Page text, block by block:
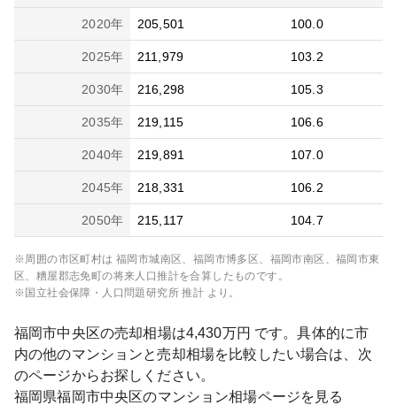
2020年 205,501 100.0
2025年 211,979 103.2
2030年 216,298 105.3
2035年 219,115 106.6
2040年 219,891 107.0
2045年 218,331 106.2
2050年 215,117 104.7
※周囲の市区町村は 福岡市城南区、福岡市博多区、福岡市南区、福岡市東
区、糟屋郡志免町の将来人口推計を合算したものです。
※国立社会保障・人口問題研究所 推計 より。
福岡市中央区の売却相場は4,430万円 です。具体的に市
内の他のマンションと売却相場を比較したい場合は、次
のページからお探しください。
福岡県福岡市中央区のマンション相場ページを見る